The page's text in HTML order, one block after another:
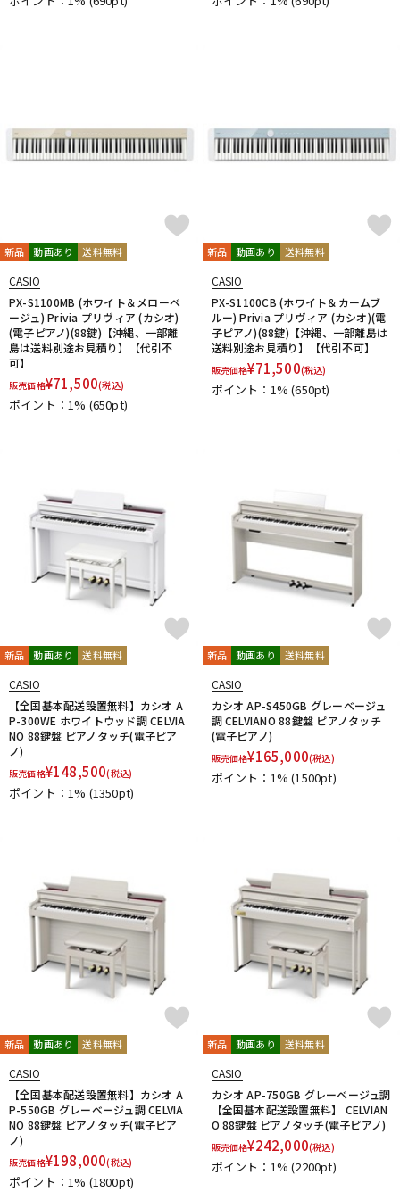
新品 動画あり 送料無料
CASIO
PX-S1100MB (ホワイト＆メローベ
ージュ) Privia プリヴィア (カシオ)
(電子ピアノ)(88鍵)【沖縄、一部離
島は送料別途お見積り】【代引不
可】
販売価格¥71,500(税込)
ポイント：1% (650pt)
新品 動画あり 送料無料
CASIO
PX-S1100CB (ホワイト＆カームブ
ルー) Privia プリヴィア (カシオ)(電
子ピアノ)(88鍵)【沖縄、一部離島は
送料別途お見積り】【代引不可】
販売価格¥71,500(税込)
ポイント：1%(650pt)
新品 動画あり 送料無料
CASIO
【全国基本配送設置無料】カシオ A
P-300WE ホワイトウッド調 CELVIA
NO 88鍵盤 ピアノタッチ(電子ピア
ノ)
販売価格¥148,500(税込)
ポイント：1% (1350pt)
新品 動画あり 送料無料
CASIO
カシオ AP-S450GB グレーベージュ
調 CELVIANO 88鍵盤 ピアノタッチ
(電子ピアノ)
販売価格¥165,000(税込)
ポイント：1%(1500pt)
新品 動画あり 送料無料
CASIO
【全国基本配送設置無料】カシオ A
P-550GB グレーベージュ調 CELVIA
NO 88鍵盤 ピアノタッチ(電子ピア
ノ)
販売価格¥198,000(税込)
ポイント：1% (1800pt)
新品 動画あり 送料無料
CASIO
カシオ AP-750GB グレーベージュ調
【全国基本配送設置無料】 CELVIAN
O 88鍵盤 ピアノタッチ(電子ピアノ)
販売価格¥242,000(税込)
ポイント：1%(2200pt)